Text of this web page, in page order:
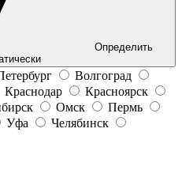
Определить
Волгоград
Краснодар
Красноярск
Омск
Пермь
Уфа Челябинск